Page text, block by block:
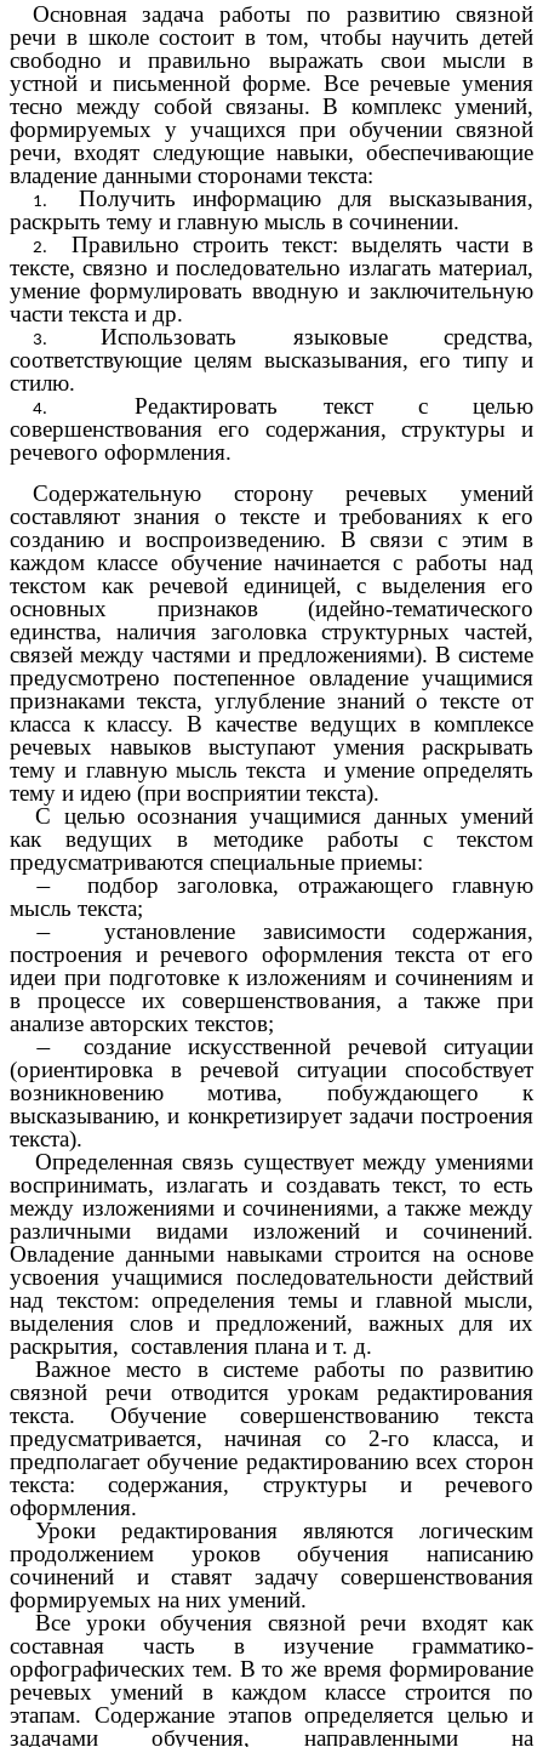
Основная задача работы по развитию связной
речи в школе состоит в том, чтобы научить детей
свободно и правильно выражать свои мысли в
устной и письменной форме. Все речевые умения
тесно между собой связаны. В комплекс умений,
формируемых у учащихся при обучении связной
речи, входят следующие навыки, обеспечивающие
владение данными сторонами текста:
Получить информацию для высказывания,
раскрыть тему и главную мысль в сочинении.
Правильно строить текст: выделять части в
тексте, связно и последовательно излагать материал,
умение формулировать вводную и заключительную
части текста и др.
Использовать языковые средства,
соответствующие целям высказывания, его типу и
стилю.
Редактировать текст с целью
совершенствования его содержания, структуры и
речевого оформления.
Содержательную сторону речевых умений
составляют знания о тексте и требованиях к его
созданию и воспроизведению. В связи с этим в
каждом классе обучение начинается с работы над
текстом как речевой единицей, с выделения его
основных признаков (идейно-тематического
единства, наличия заголовка структурных частей,
связей между частями и предложениями). В системе
предусмотрено постепенное овладение учащимися
признаками текста, углубление знаний о тексте от
класса к классу. В качестве ведущих в комплексе
речевых навыков выступают умения раскрывать
тему и главную мысль текста и умение определять
тему и идею (при восприятии текста).
С целью осознания учащимися данных умений
как ведущих в методике работы с текстом
предусматриваются специальные приемы:
подбор заголовка, отражающего главную
мысль текста;
установление зависимости содержания,
построения и речевого оформления текста от его
идеи при подготовке к изложениям и сочинениям и
в процессе их совершенствования, а также при
анализе авторских текстов;
создание искусственной речевой ситуации
(ориентировка в речевой ситуации способствует
возникновению мотива, побуждающего к
высказыванию, и конкретизирует задачи построения
текста).
Определенная связь существует между умениями
воспринимать, излагать и создавать текст, то есть
между изложениями и сочинениями, а также между
различными видами изложений и сочинений.
Овладение данными навыками строится на основе
усвоения учащимися последовательности действий
над текстом: определения темы и главной мысли,
выделения слов и предложений, важных для их
раскрытия, составления плана и т. д.
Важное место в системе работы по развитию
связной речи отводится урокам редактирования
текста. Обучение совершенствованию текста
предусматривается, начиная со 2-го класса, и
предполагает обучение редактированию всех сторон
текста: содержания, структуры и речевого
оформления.
Уроки редактирования являются логическим
продолжением уроков обучения написанию
сочинений и ставят задачу совершенствования
формируемых на них умений.
Все уроки обучения связной речи входят как
составная часть в изучение грамматико-
орфографических тем. В то же время формирование
речевых умений в каждом классе строится по
этапам. Содержание этапов определяется целью и
задачами обучения, направленными на